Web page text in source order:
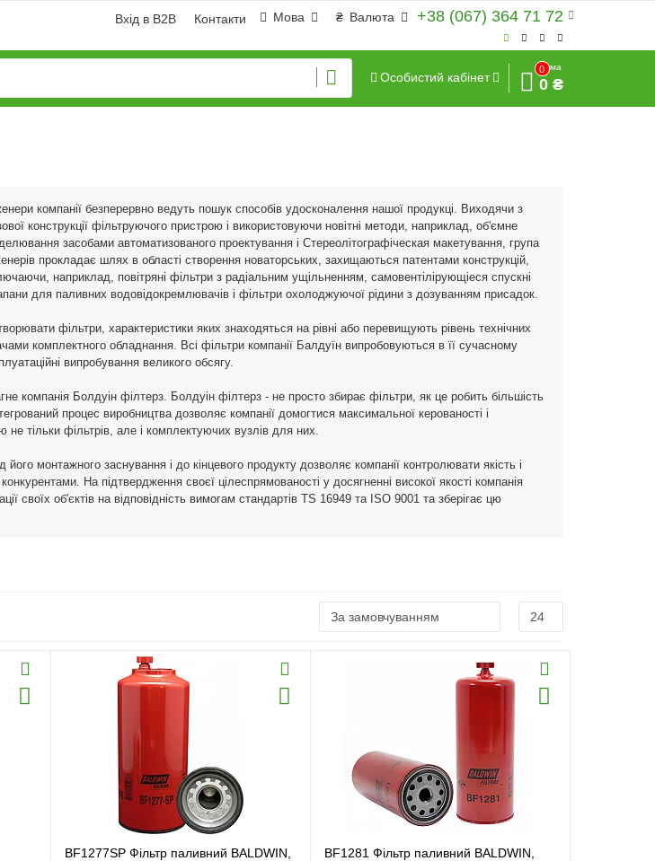
+38 (067) 364 71 72
₴ Валюта
Мова
Вхід в B2B Контакти
Особистий кабінет
0
Сума
0 ₴
компанії безперервно ведуть пошук способів удосконалення нашої продукці. Виходячи з
конструкції фільтруючого пристрою і використовуючи новітні методи, наприклад, об'ємне
засобами автоматизованого проектування і Стереолітографіческая макетування, група
прокладає шлях в області створення новаторських, захищаються патентами конструкцій,
наприклад, повітряні фільтри з радіальним ущільненням, самовентілірующіеся спускні
для паливних водовідокремлювачів і фільтри охолоджуючої рідини з дозуванням присадок.
фільтри, характеристики яких знаходяться на рівні або перевищують рівень технічних
комплектного обладнання. Всі фільтри компанії Балдуїн випробовуються в її сучасному
випробування великого обсягу.
компанія Болдуін філтерз. Болдуін філтерз - не просто збирає фільтри, як це робить більшість
процес виробництва дозволяє компанії домогтися максимальної керованості і
не тільки фільтрів, але і комплектуючих вузлів для них.
його монтажного заснування і до кінцевого продукту дозволяє компанії контролювати якість і
На підтвердження своєї цілеспрямованості у досягненні високої якості компанія
своїх об'єктів на відповідність вимогам стандартів TS 16949 та ISO 9001 та зберігає цю
BF1277SP Фільтр паливний BALDWIN,
BF1281 Фільтр паливний BALDWIN,